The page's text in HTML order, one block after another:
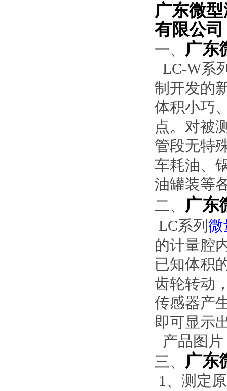
广东微
有限公司
一、 广东
LC-W系
制开发的
体积小巧
点。对被
管段无特
车耗油、
油罐装等
二、 广东
LC系列 微
的计量腔
已知体积
齿轮转动
传感器产
即可
产品图片
三、 广东
1、测定